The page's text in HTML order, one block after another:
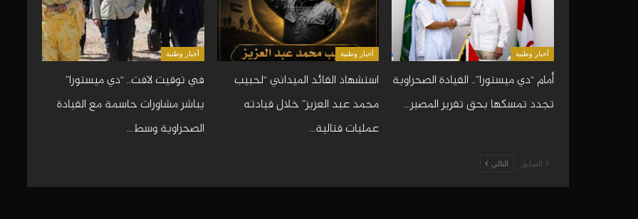
أخبار وطنية
أمام “دي ميستورا”.. القيادة الصحراوية
تجدد تمسكها بحق تقرير المصير…
أخبار وطنية
استشهاد القائد الميداني “لحبيب
محمد عبد العزيز” خلال قيادته
عمليات قتالية…
أخبار وطنية
في توقيت لافت.. “دي ميستورا”
يباشر مشاورات حاسمة مع القيادة
الصحراوية وسط…
السابق التالي